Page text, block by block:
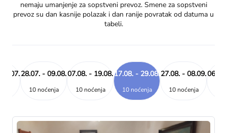
nemaju umanjenje za sopstveni prevoz. Smene za sopstveni
prevoz su dan kasnije polazak i dan ranije povratak od datuma u
tabeli.
28.07. - 09.08.
10 noćenja
07.08. - 19.08.
10 noćenja
17.08. - 29.08.
10 noćenja
27.08. - 08.09.
10 noćenja